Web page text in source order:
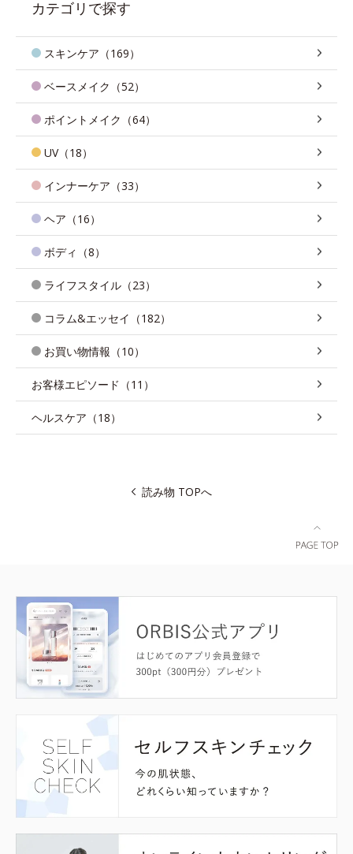
カテゴリで探す
スキンケア（169）
ベースメイク（52）
ポイントメイク（64）
UV（18）
インナーケア（33）
ヘア（16）
ボディ（8）
ライフスタイル（23）
コラム&エッセイ（182）
お買い物情報（10）
お客様エピソード（11）
ヘルスケア（18）
読み物 TOPへ